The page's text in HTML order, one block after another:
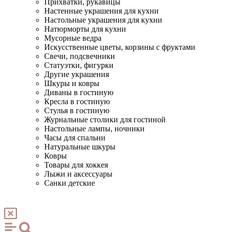
Прихватки, рукавицы
Настенные украшения для кухни
Настольные украшения для кухни
Натюрморты для кухни
Мусорные ведра
Искусственные цветы, корзины с фруктами
Свечи, подсвечники
Статуэтки, фигурки
Другие украшения
Шкуры и ковры
Диваны в гостиную
Кресла в гостиную
Стулья в гостиную
Журнальные столики для гостиной
Настольные лампы, ночники
Часы для спальни
Натуральные шкуры
Ковры
Товары для хоккея
Лыжи и аксессуары
Санки детские